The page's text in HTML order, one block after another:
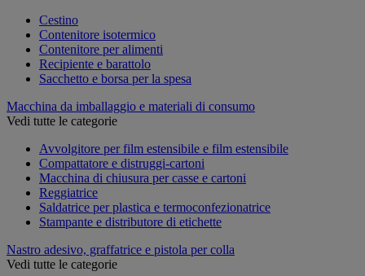
Cestino
Contenitore isotermico
Contenitore per alimenti
Recipiente e barattolo
Sacchetto e borsa per la spesa
Macchina da imballaggio e materiali di consumo
Vedi tutte le categorie
Avvolgitore per film estensibile e film estensibile
Compattatore e distruggi-cartoni
Macchina di chiusura per casse e cartoni
Reggiatrice
Saldatrice per plastica e termoconfezionatrice
Stampante e distributore di etichette
Nastro adesivo, graffatrice e pistola per colla
Vedi tutte le categorie